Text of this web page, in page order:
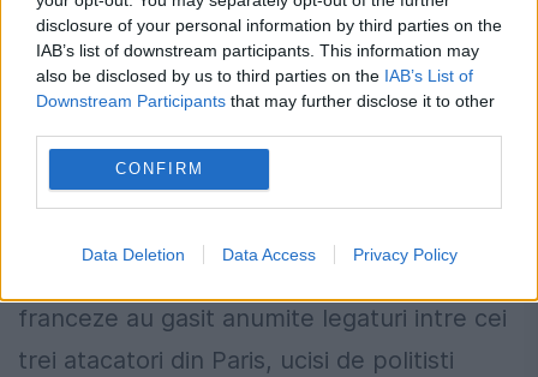
disclosure of your personal information by third parties on the
IAB’s list of downstream participants. This information may
also be disclosed by us to third parties on the IAB’s List of
Downstream Participants that may further disclose it to other
CONFIRM
Data Deletion Data Access Privacy Policy
New York Times: Legaturile dintre cei
trei teroristi francezi si gruparile
jihadiste. Elementul pe care il au in
comun
franceze au gasit anumite legaturi intre cei
trei atacatori din Paris, ucisi de politisti